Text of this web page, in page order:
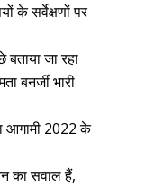
के सर्वेक्षणों पर
जा रहा
बनर्जी भारी
आगामी 2022 के
का सवाल हैं,